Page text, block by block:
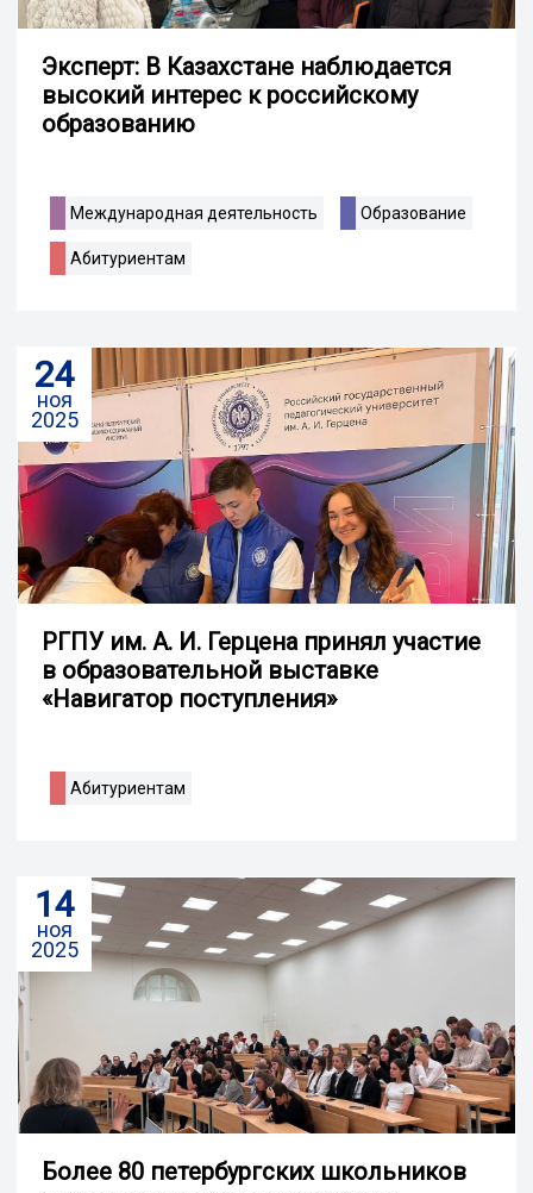
Эксперт: В Казахстане наблюдается
высокий интерес к российскому
образованию
Международная деятельность Образование
Абитуриентам
24
ноя
2025
РГПУ им. А. И. Герцена принял участие
в образовательной выставке
«Навигатор поступления»
Абитуриентам
14
ноя
2025
Более 80 петербургских школьников